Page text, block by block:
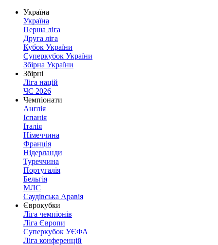
Україна
Україна
Перша ліга
Друга ліга
Кубок України
Суперкубок України
Збірна України
Збірні
Ліга націй
ЧС 2026
Чемпіонати
Англія
Іспанія
Італія
Німеччина
Франція
Нідерланди
Туреччина
Португалія
Бельгія
МЛС
Саудівська Аравія
Єврокубки
Ліга чемпіонів
Ліга Європи
Суперкубок УЄФА
Ліга конференцій